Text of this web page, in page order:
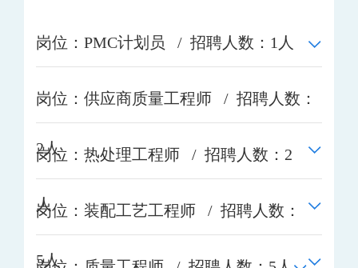
岗位：PMC计划员 / 招聘人数：1人
岗位：供应商质量工程师 / 招聘人数：
2人
岗位：热处理工程师 / 招聘人数：2
人
岗位：装配工艺工程师 / 招聘人数：
5人